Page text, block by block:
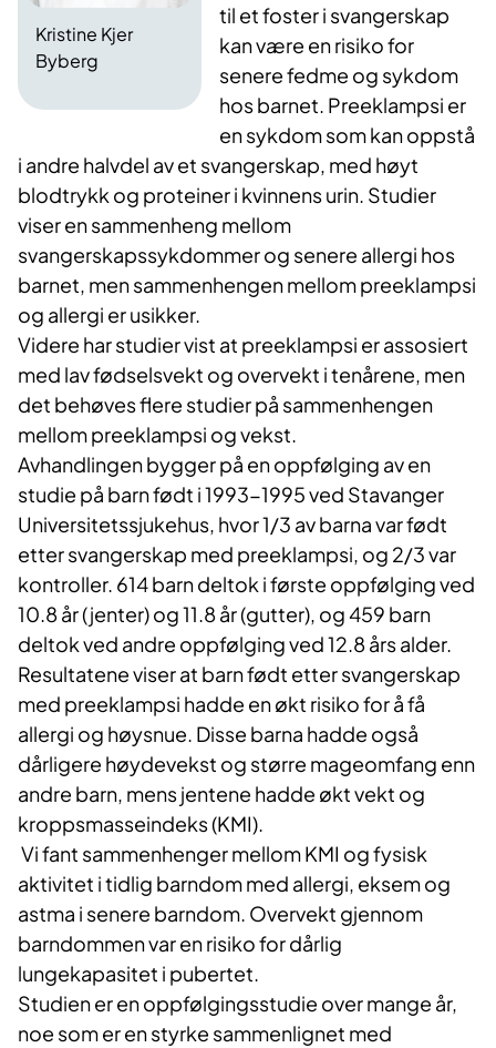
Kristine Kjer
Byberg
til et foster i svangerskap
kan være en risiko for
senere fedme og sykdom
hos barnet. Preeklampsi er
en sykdom som kan oppstå
i andre halvdel av et svangerskap, med høyt
blodtrykk og proteiner i kvinnens urin. Studier
viser en sammenheng mellom
svangerskapssykdommer og senere allergi hos
barnet, men sammenhengen mellom preeklampsi
og allergi er usikker.
Videre har studier vist at preeklampsi er assosiert
med lav fødselsvekt og overvekt i tenårene, men
det behøves flere studier på sammenhengen
mellom preeklampsi og vekst.
Avhandlingen bygger på en oppfølging av en
studie på barn født i 1993-1995 ved Stavanger
Universitetssjukehus, hvor 1/3 av barna var født
etter svangerskap med preeklampsi, og 2/3 var
kontroller. 614 barn deltok i første oppfølging ved
10.8 år (jenter) og 11.8 år (gutter), og 459 barn
deltok ved andre oppfølging ved 12.8 års alder.
Resultatene viser at barn født etter svangerskap
med preeklampsi hadde en økt risiko for å få
allergi og høysnue. Disse barna hadde også
dårligere høydevekst og større mageomfang enn
andre barn, mens jentene hadde økt vekt og
kroppsmasseindeks (KMI).
Vi fant sammenhenger mellom KMI og fysisk
aktivitet i tidlig barndom med allergi, eksem og
astma i senere barndom. Overvekt gjennom
barndommen var en risiko for dårlig
lungekapasitet i pubertet.
Studien er en oppfølgingsstudie over mange år,
noe som er en styrke sammenlignet med